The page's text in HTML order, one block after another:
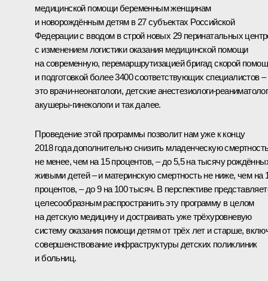
медицинской помощи беременным женщинам
и новорождённым детям в 27 субъектах Российской
Федерации с вводом в строй новых 29 перинатальных
с изменением логистики оказания медицинской помощи
на современную, перемаршрутизацией бригад скорой
и подготовкой более 3400 соответствующих специалистов –
это врачи-неонатологи, детские анестезиологи-
акушеры-гинекологи и так далее.
Проведение этой программы позволит нам уже к концу
2018 года дополнительно снизить младенческую
не менее, чем на 15 процентов, – до 5,5 на тысячу
живыми детей – и материнскую смертность не ниже, чем на
процентов, – до 9 на 100 тысяч. В перспективе
целесообразным распространить эту программу в целом
на детскую медицину и достраивать уже трёхуровневую
систему оказания помощи детям от трёх лет и старше,
совершенствование инфраструктуры детских поликлиник
и больниц.